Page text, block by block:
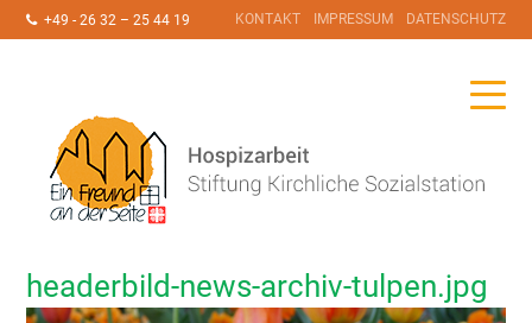
+49 - 26 32 – 25 44 19 KONTAKT IMPRESSUM DATENSCHUTZ
headerbild-news-archiv-tulpen.jpg